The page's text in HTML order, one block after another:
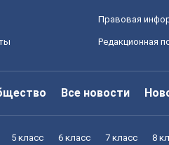
Правовая
Редакционная
Все новости
5 класс 6 класс 7 класс 8